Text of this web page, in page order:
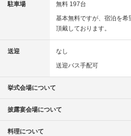
駐車場
無料 197台
基本無料ですが、宿泊を希
頂戴しております。
送迎
なし
送迎バス手配可
挙式会場について
披露宴会場について
料理について